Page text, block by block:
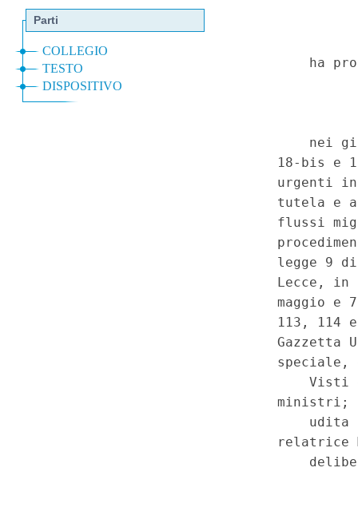
intertemporale della novella
criteri di decretazione
anche a livello europeo e
Inammissibilita' delle
dispone il trattenimento o la
richiedente protezione
competente, a seguito di
d'appello nel cui distretto ha
adottato il provvedimento
Sezione specializzata in
protezione internazionale e
dell'Unione europea, istituita
distrettuale - Denunciata
principio del giudice
giurisdizione per
in materia di asilo) - Non